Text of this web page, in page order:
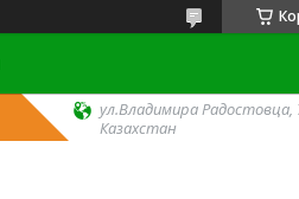
ул.Владимира
Казахстан